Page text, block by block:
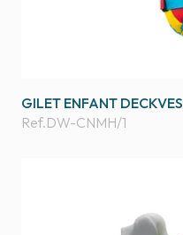
GILET ENFANT
Ref.DW-CNMH/1